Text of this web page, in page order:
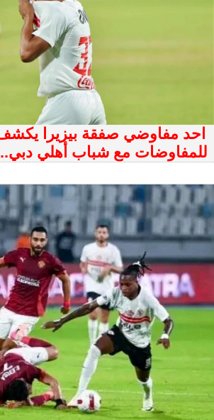
احد مفاوضي صفقة بيزيرا
للمفاوضات مع شباب أهلي دبي..